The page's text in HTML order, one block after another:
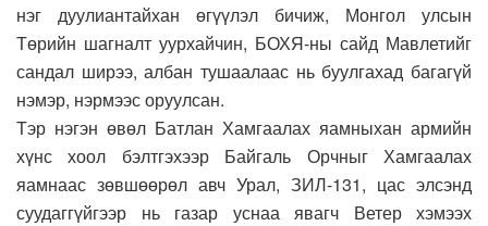
нэг дуулиантайхан өгүүлэл бичиж, Монгол улсын
Төрийн шагналт уурхайчин, БОХЯ-ны сайд Мавлетийг
сандал ширээ, албан тушаалаас нь буулгахад багагүй
нэмэр, нэрмээс оруулсан.
Тэр нэгэн өвөл Батлан Хамгаалах яамныхан армийн
хүнс хоол бэлтгэхээр Байгаль Орчныг Хамгаалах
яамнаас зөвшөөрөл авч Урал, ЗИЛ-131, цас элсэнд
суудаггүйгээр нь газар уснаа явагч Ветер хэмээх